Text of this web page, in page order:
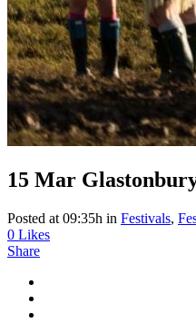
15 Mar
Posted at 09:35h in Festivals,
0 Likes
Share